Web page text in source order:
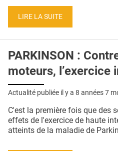
LIRE LA SUITE
PARKINSON :
moteurs, l’exercice
Actualité publiée il y a 8 années 7
C'est la première fois que des
effets de l'exercice de haute
atteints de la maladie de